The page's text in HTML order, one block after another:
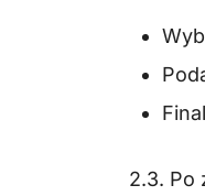
2.3. Po